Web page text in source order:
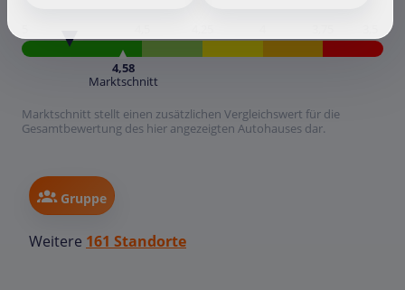
4,58
Marktschnitt
Marktschnitt stellt einen zusätzlichen Vergleichswert für die
Gesamtbewertung des hier angezeigten Autohauses dar.
Gruppe
Weitere 161 Standorte